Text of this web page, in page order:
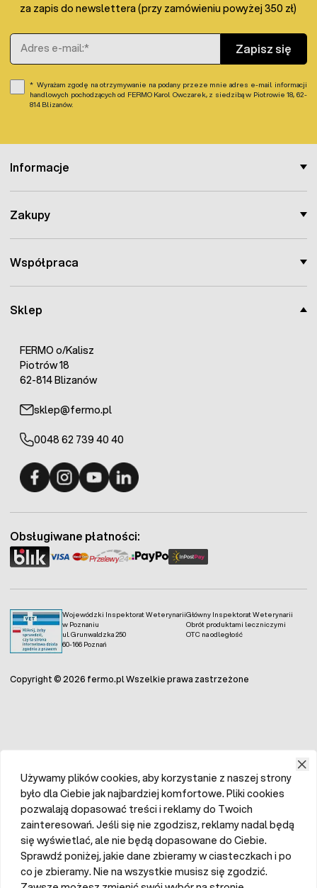
Sklep
FERMO o/Kalisz
Piotrów 18
62-814 Blizanów
sklep@fermo.pl
0048 62 739 40 40
Informacje
Zakupy
Współpraca
za zapis do newslettera (przy zamówieniu powyżej 350 zł)
Adres e-mail
Zapisz się
Wyrażam zgodę na otrzymywanie na podany przeze mnie adres e-mail informacji
handlowych pochodzących od FERMO Karol Owczarek, z siedzibą w Piotrowie 18, 62-
814 Blizanów.
Wojewódzki Inspektorat Weterynarii
w Poznaniu
ul. Grunwaldzka 250
60-166 Poznań
Główny Inspektorat Weterynarii
Obrót produktami leczniczymi
OTC na odległość
Obsługiwane płatności:
Copyright © 2026 fermo.pl Wszelkie prawa zastrzeżone
Używamy plików cookies, aby korzystanie z naszej strony
było dla Ciebie jak najbardziej komfortowe. Pliki cookies
pozwalają dopasować treści i reklamy do Twoich
zainteresowań. Jeśli się nie zgodzisz, reklamy nadal będą
się wyświetlać, ale nie będą dopasowane do Ciebie.
Sprawdź poniżej, jakie dane zbieramy w ciasteczkach i po
co je zbieramy. Nie na wszystkie musisz się zgodzić.